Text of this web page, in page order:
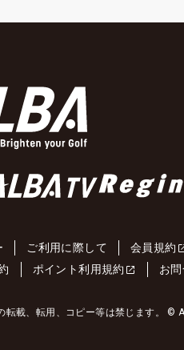
ご利用に際して 会員規約
ポイント利用規約 お
転載、転用、コピー等は禁じます。 ©